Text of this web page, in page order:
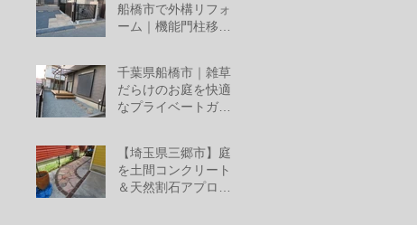
船橋市で外構リフォ
ーム｜機能門柱移
ミ レジリアフェンス
設置工事
千葉県船橋市｜雑草
だらけのお庭を快適
なプライベートガー
【埼玉県三郷市】庭
を土間コンクリート
＆天然割石アプロー